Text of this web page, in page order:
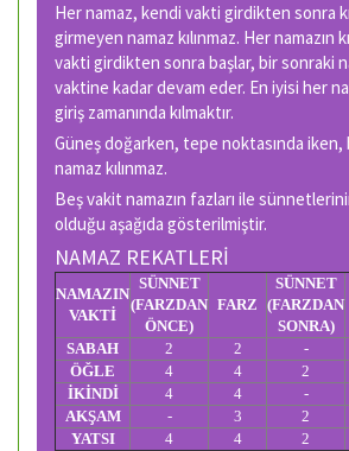
Her namaz, kendi vakti girdikten sonra
girmeyen namaz kılınmaz. Her namazın
vakti girdikten sonra başlar, bir sonraki
vaktine kadar devam eder. En iyisi her
giriş zamanında kılmaktır.
Güneş doğarken, tepe noktasında
namaz kılınmaz.
Beş vakit namazın fazları ile
olduğu aşağıda gösterilmiştir.
NAMAZ REKATLERİ
NAMAZIN
VAKTİ
SÜNNET
(FARZDAN
ÖNCE)
FARZ
SÜNNET
(FARZDAN
SONRA)
SABAH 2 2 -
ÖĞLE
4 4 2
İKİNDİ
4 4 -
AKŞAM
- 3 2
YATSI
4 4 2